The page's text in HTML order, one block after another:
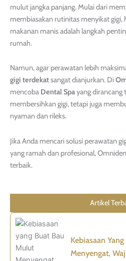
mulut jangka panjang. Mulai dari
membiasakan rutinitas menyikat
makanan manis adalah langkah
rumah.
Namun, agar perawatan lebih
gigi terdekatsangat dianjurkan. Di
mencoba Dental Spayang dirancang
membersihkan gigi, tetapi juga
nyaman dan rileks.
Jika Anda mencari solusi perawatan
yang ramah dan profesional,
terbaik.
Artikel
Kebiasaan
Menyengat,